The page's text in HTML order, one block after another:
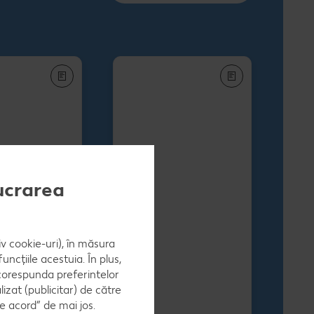
cookie-uri), în măsura
acestuia. În plus,
preferintelor
(publicitar) de către
acord” de mai jos.